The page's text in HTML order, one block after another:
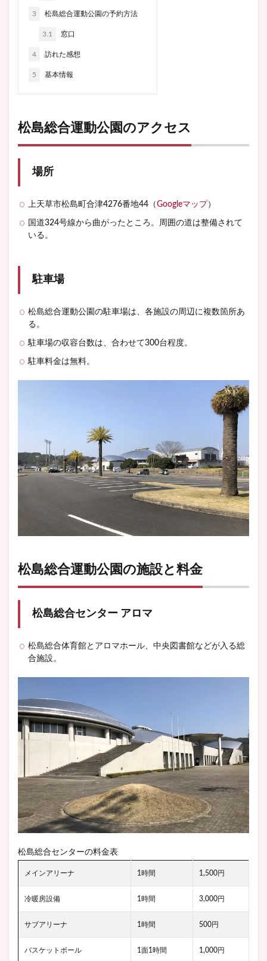
3 松島総合運動公園の予約方法
3.1 窓口
4 訪れた感想
5 基本情報
松島総合運動公園のアクセス
場所
上天草市松島町合津4276番地44（Googleマップ ）
国道324号線から曲がったところ。周囲の道は整備されて
いる。
駐車場
松島総合運動公園の駐車場は、各施設の周辺に複数箇所あ
る。
駐車場の収容台数は、合わせて300台程度。
駐車料金は無料。
松島総合運動公園の施設と料金
松島総合センター アロマ
松島総合体育館とアロマホール、中央図書館などが入る総
合施設。
松島総合センターの料金表
メインアリーナ 1時間 1,500円
冷暖房設備 1時間 3,000円
サブアリーナ 1時間 500円
バスケットボール 1面1時間 1,000円